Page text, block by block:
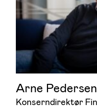
Arne Pedersen
Konserndirektør